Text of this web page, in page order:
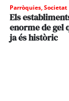
Parròquies,Societat
Els
enorme de gel
ja és històric